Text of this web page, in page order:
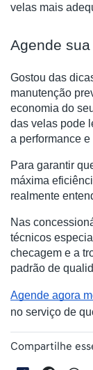
velas mais
Agende
Gostou das
manutenção
economia do
das velas pode
a performance
Para garantir
máxima
realmente
Nas
técnicos
checagem e a
padrão de
Agende agora
no serviço de
Compartilhe